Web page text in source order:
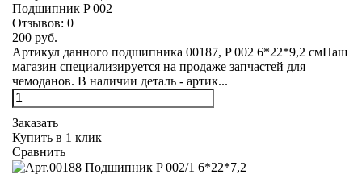
Подшипник P 002
Отзывов: 0
200 руб.
Артикул данного подшипника 00187, P 002 6*22*9,2 смНаш
магазин специализируется на продаже запчастей для
чемоданов. В наличии деталь - артик...
Заказать
Купить в 1 клик
Сравнить